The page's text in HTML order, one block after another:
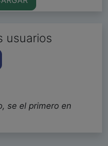
usuarios
se el primero en